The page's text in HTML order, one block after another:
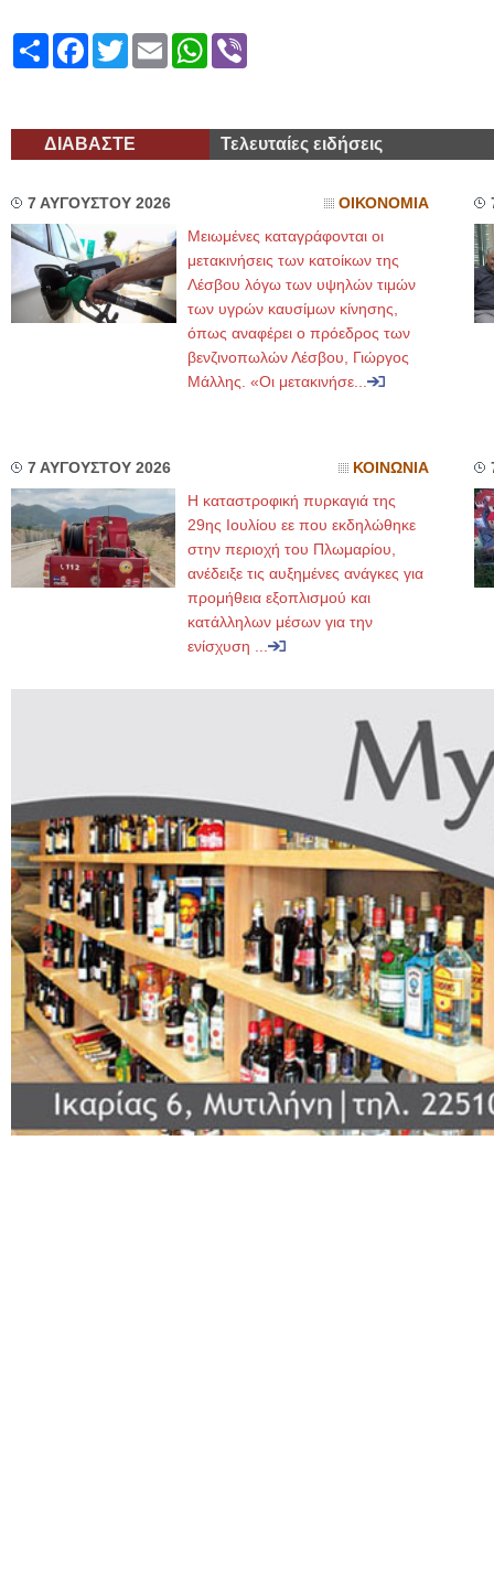
ShareFacebook
TwitterEmailWhatsApp
ΔΙΑΒΑΣΤΕ Τελευταίες ειδήσεις
7 ΑΥΓΟΥΣΤΟΥ 2026 ΟΙΚΟΝΟΜΙΑ
Μειωμένες καταγράφονται οι
μετακινήσεις των κατοίκων της
Λέσβου λόγω των υψηλών τιμών
των υγρών καυσίμων κίνησης,
όπως αναφέρει ο πρόεδρος των
βενζινοπωλών Λέσβου, Γιώργος
Μάλλης. «Οι μετακινήσε...
7 ΑΥΓΟΥΣΤΟΥ 2026 ΚΟΙΝΩΝΙΑ
Η καταστροφική πυρκαγιά της
29ης Ιουλίου εε που εκδηλώθηκε
στην περιοχή του Πλωμαρίου,
ανέδειξε τις αυξημένες ανάγκες για
προμήθεια εξοπλισμού και
κατάλληλων μέσων για την
ενίσχυση ...